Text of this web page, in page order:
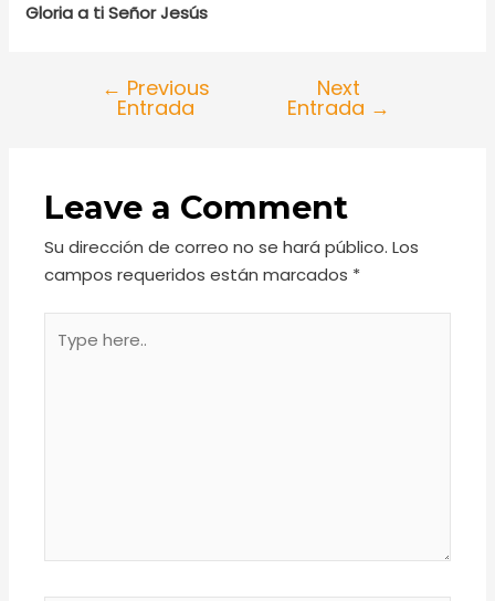
Gloria a ti Señor Jesús
← Previous
Entrada
Next
Entrada →
Leave a Comment
Su dirección de correo no se hará público. Los
campos requeridos están marcados *
here..